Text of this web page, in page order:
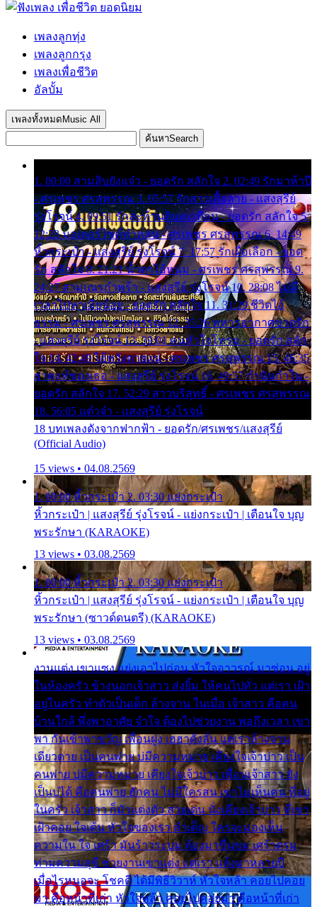
เพลงลูกทุ่ง
เพลงลูกกรุง
เพลงเพื่อชีวิต
อัลบั้ม
เพลงทั้งหมด Music All
ค้นหาSearch
1. 00:00 สามสิบยังแจ๋ว - ยอดรัก สลักใจ 2. 02:49 รักมาห้าปี
- ศรเพชร ศรสุพรรณ 3. 05:57 รักสาวเสื้อลาย - แสงสุรีย์
รุ่งโรจน์ 4. 09:51 รักสะท้านดินสะเทือน - ยอดรัก สลักใจ 5.
12:23 มอเตอร์ไซค์ทำหล่น - ศรเพชร ศรสุพรรณ 6. 14:49
หิ้วกระเป๋า - แสงสุรีย์ รุ่งโรจน์ 7. 17:57 รักเผื่อเลือก - ยอด
รัก สลักใจ 8. 21:21 น้ำตาไอ้หนุ่ม - ศรเพชร ศรสุพรรณ 9.
24:27 สามเณรกำพร้า - แสงสุรีย์ รุ่งโรจน์ 10. 28:08 ไม่มี
เวลาไปหาเมียน้อย - ยอดรัก สลักใจ 11. 31:29 ชีวิตไอ้
ธรรม - ศรเพชร ศรสุพรรณ 12. 35:26 ทหารอากาศขาดรัก
- แสงสุรีย์ รุ่งโรจน์ 13. 39:01 คนหัวใจโทรม - ยอดรัก สลัก
ใจ 14. 42:49 ไอ้หวังตายแน่ - ศรเพชร ศรสุพรรณ 15. 46:35
ธาตุแท้ของเธอ - แสงสุรีย์ รุ่งโรจน์ 16. 49:57 กำนันกำใน -
ยอดรัก สลักใจ 17. 52:29 สาวบริสุทธิ์ - ศรเพชร ศรสุพรรณ
18. 56:05 แต๋วจ๋า - แสงสุรีย์ รุ่งโรจน์
18 บทเพลงดังจากฟากฟ้า - ยอดรัก/ศรเพชร/แสงสุรีย์
(Official Audio)
15 views • 04.08.2569
1. 00:00 หิ้วกระเป๋า 2. 03:30 แย่งกระเป๋า
หิ้วกระเป๋า | แสงสุรีย์ รุ่งโรจน์ - แย่งกระเป๋า | เตือนใจ บุญ
พระรักษา (KARAOKE)
13 views • 03.08.2569
1. 00:00 หิ้วกระเป๋า 2. 03:30 แย่งกระเป๋า
หิ้วกระเป๋า | แสงสุรีย์ รุ่งโรจน์ - แย่งกระเป๋า | เตือนใจ บุญ
พระรักษา (ซาวด์ดนตรี) (KARAOKE)
13 views • 03.08.2569
งานแต่ง เขาแซง แย่งเอาไปก่อน หัวใจอาวรณ์ มาซ่อน อยู่
ในห้องครัว ข้างนอกเจ้าสาว ส่งยิ้ม ให้คนไปทั่ว แต่เรา เฝ้า
อยู่ในครัว ทำตัวเป็นเด็ก ล้างจาน ในเมื่อ เจ้าสาว คือคน
บ้านใกล้ พึ่งพาอาศัย จำใจ ต้องไปช่วยงาน พอถึงเวลา เขา
พา กันเข้าพาขวัญ เพื่อนฝูง เฮฮาดังลั่น แต่เราล้างจาน
เดียวดาย เป็นคนพ่าย บ่มีความหมาย เคียงใจเจ้าบ่าว เป็น
คนพ่าย บ่มีความหมาย เคียงใจเจ้าบ่าว เพื่อนเจ้าสาว ยัง
เป็นบ่ได้ คือคนพ่าย ฮักคน ไม่มีใครสน เขาไม่เห็นคน ที่อยู่
ในครัว เจ้าสาว ก็มัวแต่งตัว สวยเด่น นั่งเคียงเจ้าบ่าว ที่เขา
เฝ้าคอย ใจเต้น หัวใจของเรา ลำเค็ญ ใครจะมองเห็น
ความใน ใจ เศร้า มันร้าวระบม ต้องมาขื่นขม เศร้าตรม
ท่ามความสุขี ช่วยงานเขาแต่ง แต่เรา แล้งมาหลายปี
เมื่อไรหนอจะ โชคดี ได้มีพิธีวิวาห์ หัวใจหล้า คอยไปคอย
มา คือหน้าที่เก่า หัวใจหล้า คอยไปคอยมา คือหน้าที่เก่า